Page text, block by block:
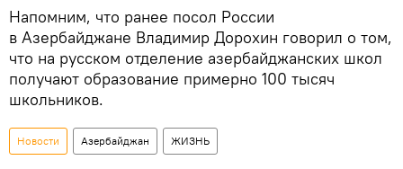
Напомним, что ранее посол России
в Азербайджане Владимир Дорохин говорил о том,
что на русском отделение азербайджанских школ
получают образование примерно 100 тысяч
школьников.
Новости Азербайджан ЖИЗНЬ